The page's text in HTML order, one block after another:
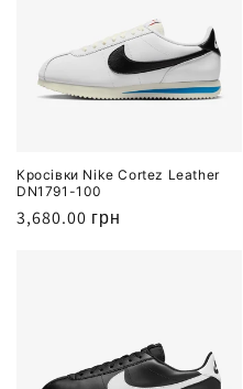
Кросівки Nike Cortez Leather
DN1791-100
Звичайна
3,680.00 грн